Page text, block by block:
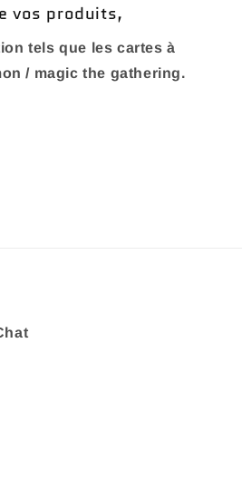
vos produits,
tels que les cartes à
/ magic the gathering.